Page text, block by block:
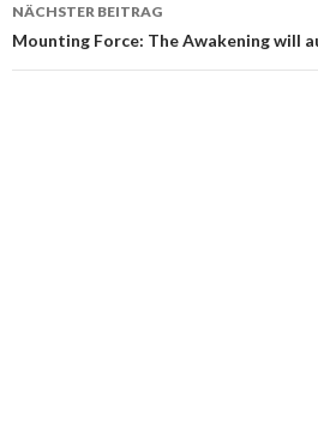
NÄCHSTER BEITRAG
Mounting Force: The Awakening will